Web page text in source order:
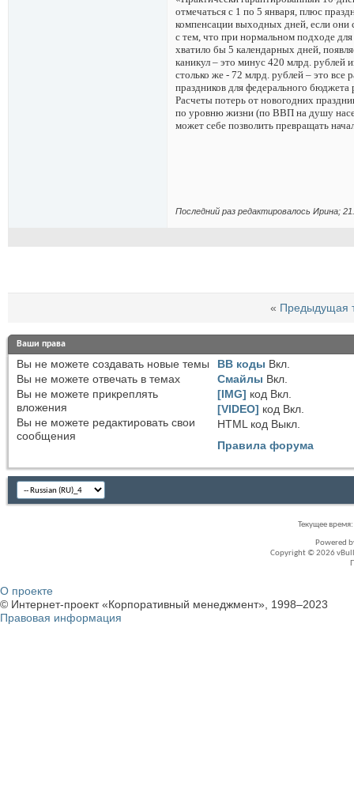
отмечаться с 1 по 5 января, плюс
компенсации выходных дней, если они
с тем, что при нормальном подходе
хватило бы 5 календарных дней,
каникул – это минус 420 млрд. рублей
столько же - 72 млрд. рублей – это все
праздников для федерального
Расчеты потерь от новогодних
по уровню жизни (по ВВП на душу
может себе позволить превращать
Последний раз редактировалось Иринa;
« Предыдущая
Ваши права
Вы не можете создавать новые темы
Вы не можете отвечать в темах
Вы не можете прикреплять
вложения
Вы не можете редактировать свои
сообщения
BB коды Вкл.
Смайлы Вкл.
[IMG] код Вкл.
[VIDEO] код Вкл.
HTML код Выкл.
Правила форума
Текущее время:
Powered
Copyright © 2026
О проекте
© Интернет-проект «Корпоративный менеджмент», 1998–2023
Правовая информация